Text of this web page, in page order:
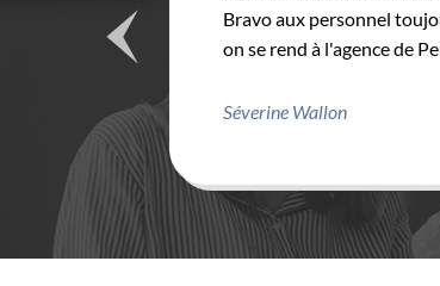
Bravo aux personnel
on se rend à l'agence de
Séverine Wallon